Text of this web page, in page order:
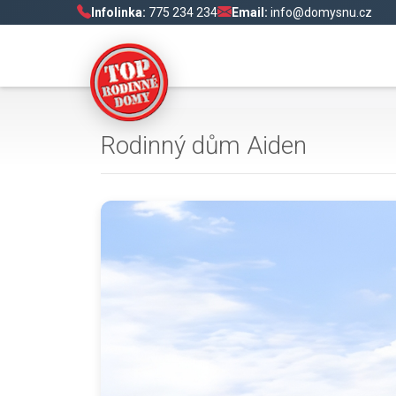
Infolinka: 775 234 234 Email: info@domysnu.cz
Rodinný dům Aiden